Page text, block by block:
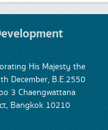
His Majesty the
December, B.E.2550
3 Chaengwattana
Bangkok 10210